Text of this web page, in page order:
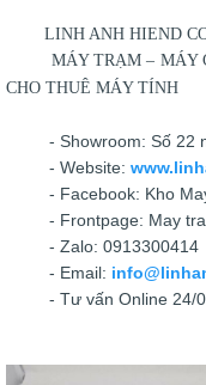
LINH ANH HIEND
MÁY TRẠM – MÁY
CHO THUÊ MÁY TÍNH
- Showroom: Số 22
- Website:
- Facebook: Kho May
- Frontpage: May
- Zalo: 0913300414
- Email:
- Tư vấn Online 24/